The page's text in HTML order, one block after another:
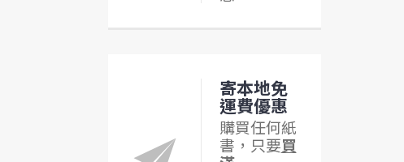
寄本地免
運費優惠
購買任何紙
書，只要買